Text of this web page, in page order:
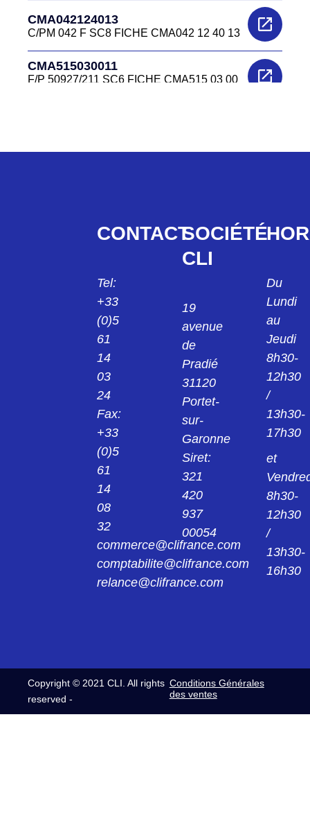
CMA042124013
C/PM 042 F SC8 FICHE CMA042 12 40 13
CMA515030011
F/P 50927/211 SC6 FICHE CMA515 03 00
CMA515030014
F/P 50927/211 SC10 CMA515 03 00 14
CMA615030013
F/P 50927/211 SC8 CMA615 03 00 13
CMA615102013
C/PM 615 F SC8 FICHE CMA 615 10 20 13
CMA615102014
C/PM 615 F SC10 FICHE CMA 615 10 20
CMA615102015
C/PM 615 F SC12 FICHE CMA 615 10 20
F/P 50551/50552/301 SC8 FICHE CMB032
CMB515030012
F/P 50927/131 SC7 CONNECTEUR
CMB515030013
CMB515030015
F/P 50927/111 SC12 FICHE CMB515 03 00
15
CONTACT
Tel:
+33
(0)5
61
14
03
24
Fax:
+33
(0)5
61
14
08
32
commerce@clifrance.com
comptabilite@clifrance.com
relance@clifrance.com
SOCIÉTÉ
CLI
19
avenue
de
Pradié
31120
Portet-
sur-
Garonne
Siret:
321
420
937
00054
Du
Lundi
au
Jeudi
8h30-
12h30
/
13h30-
17h30
et
8h30-
12h30
/
13h30-
16h30
Copyright © 2021 CLI. All rights
reserved -
Conditions Générales
des ventes